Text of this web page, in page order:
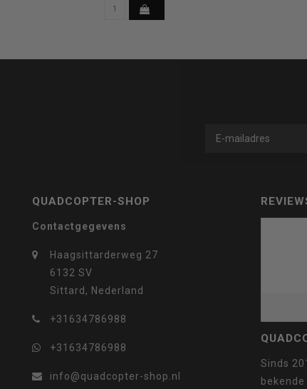
QUADCOPTER-SHOP
Contactgegevens
Haagsittarderweg 27
6132 SV
Sittard, Nederland
+31634786988
+31634786988
info@quadcopter-shop.nl
Sinds